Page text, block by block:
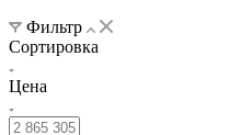
Фильтр
Сортировка
Цена